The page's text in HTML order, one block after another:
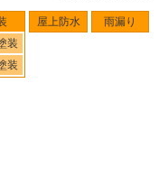
装
装
屋上防水 雨漏り